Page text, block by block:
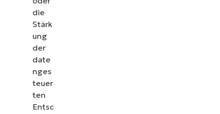
die
Stärk
ung
der
date
nges
teuer
ten
Entsc